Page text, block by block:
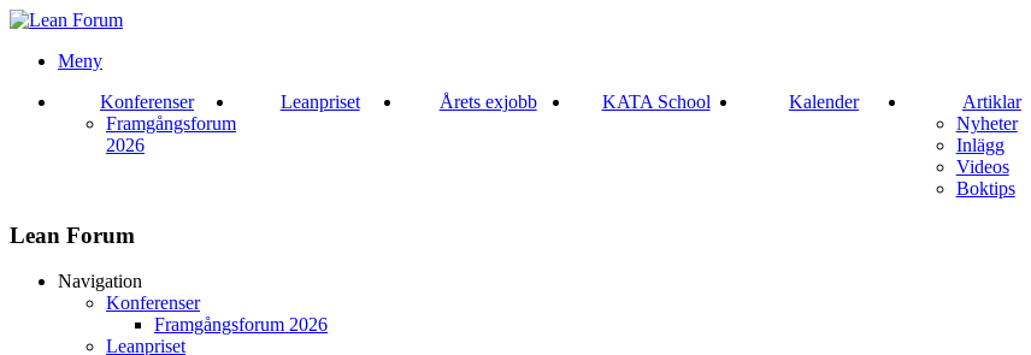
Meny
Konferenser
Framgångsforum
2026
Leanpriset Årets exjobb KATA School Kalender
Artiklar
Nyheter
Inlägg
Videos
Boktips
Lean Forum
Navigation
Konferenser
Framgångsforum 2026
Leanpriset